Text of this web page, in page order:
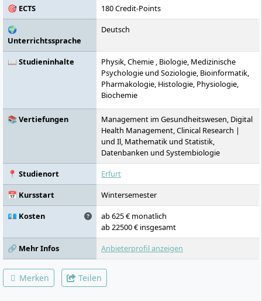
🎯 ECTS
180 Credit-Points
🌍
Unterrichtssprache
Deutsch
📖 Studieninhalte
Physik, Chemie , Biologie, Medizinische
Psychologie und Soziologie, Bioinformatik,
Pharmakologie, Histologie, Physiologie,
Biochemie
📚 Vertiefungen
Management im Gesundheitswesen, Digital
Health Management, Clinical Research |
und Il, Mathematik und Statistik,
Datenbanken und Systembiologie
📍 Studienort
Erfurt
📅 Kursstart
Wintersemester
💶 Kosten
ab 625 € monatlich
ab 22500 € insgesamt
🔗 Mehr Infos
Anbieterprofil anzeigen
Merken Teilen